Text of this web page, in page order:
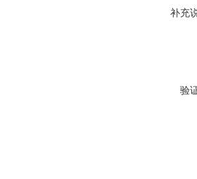
补充
验